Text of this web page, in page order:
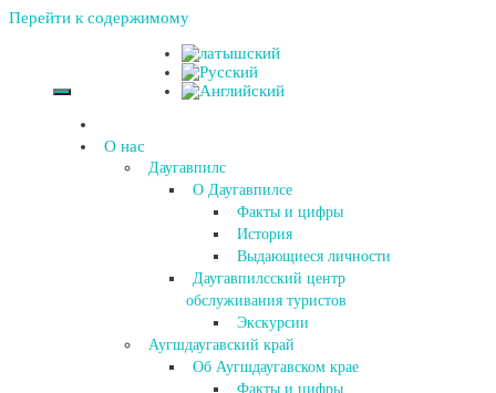
Перейти к содержимому
О нас
Даугавпилс
О Даугавпилсе
Факты и цифры
История
Выдающиеся личности
Даугавпилсский центр
обслуживания туристов
Экскурсии
Аугшдаугавский край
Об Аугшдаугавском крае
Факты и цифры